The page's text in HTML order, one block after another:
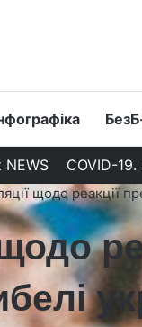
NEWS COVID-
щодо реакції